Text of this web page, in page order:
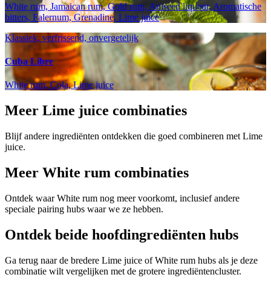
White rum, Jamaican rum, Gold rum, Aniseed liqueur, Aromatische
bitters, Falernum, Grenadine, Lime juice
Klassiek, verfrissend, onvergetelijk
Cuba Libre
White rum, Cola, Lime juice
Meer Lime juice combinaties
Blijf andere ingrediënten ontdekken die goed combineren met Lime
juice.
Meer White rum combinaties
Ontdek waar White rum nog meer voorkomt, inclusief andere
speciale pairing hubs waar we ze hebben.
Ontdek beide hoofdingrediënten hubs
Ga terug naar de bredere Lime juice of White rum hubs als je deze
combinatie wilt vergelijken met de grotere ingrediëntencluster.